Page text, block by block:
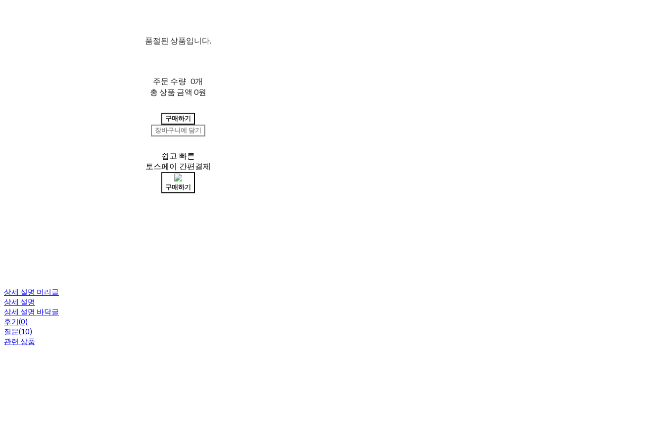
품절된 상품입니다.
주문 수량 0개
총 상품 금액 0원
구매하기
장바구니에 담기
쉽고 빠른
토스페이 간편결제
구매하기
상세 설명 머리글
상세 설명
상세 설명 바닥글
후기(0)
질문(10)
관련 상품